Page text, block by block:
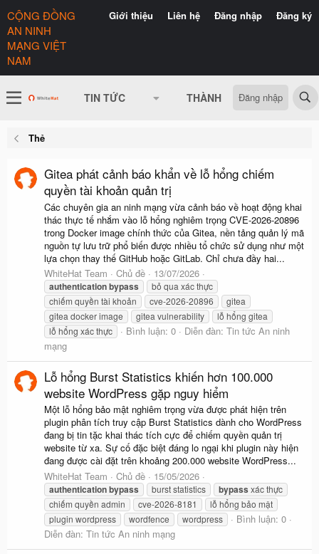
Giới thiệu Liên hệ Đăng nhập Đăng ký
CỘNG ĐỒNG
AN NINH
MẠNG VIỆT
NAM
TIN TỨC THÀNH VIÊN CÓ GÌ
Đăng nhập
Thẻ
Gitea phát cảnh báo khẩn về lỗ hổng chiếm
quyền tài khoản quản trị
Các chuyên gia an ninh mạng vừa cảnh báo về hoạt động khai
thác thực tế nhắm vào lỗ hổng nghiêm trọng CVE-2026-20896
trong Docker image chính thức của Gitea, nền tảng quản lý mã
nguồn tự lưu trữ phổ biến được nhiều tổ chức sử dụng như một
lựa chọn thay thế GitHub hoặc GitLab. Chỉ chưa đầy hai...
WhiteHat Team
Chủ đề 13/07/2026
authenticationbypass
bỏ qua xác thực
chiếm quyền tài khoản
cve-2026-20896
gitea
gitea docker image
gitea vulnerability
lỗ hổng gitea
lỗ hổng xác thực
Bình luận: 0 Diễn đàn: Tin tức An ninh
mạng
Lỗ hổng Burst Statistics khiến hơn 100.000
website WordPress gặp nguy hiểm
Một lỗ hổng bảo mật nghiêm trọng vừa được phát hiện trên
plugin phân tích truy cập Burst Statistics dành cho WordPress
đang bị tin tặc khai thác tích cực để chiếm quyền quản trị
website từ xa. Sự cố đặc biệt đáng lo ngại khi plugin này hiện
đang được cài đặt trên khoảng 200.000 website WordPress...
WhiteHat Team
Chủ đề 15/05/2026
authenticationbypass burst statistics bypass xác thực
chiếm quyền admin
cve-2026-8181
lỗ hổng bảo mật
plugin wordpress
wordfence wordpress
Bình luận: 0
Diễn đàn: Tin tức An ninh mạng